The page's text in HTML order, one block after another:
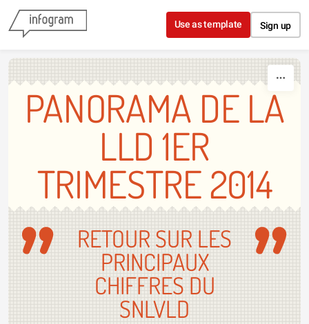
Skip to content
Use as template Sign up
PANORAMA DE LA
LLD 1ER
TRIMESTRE 2014
RETOUR SUR LES
PRINCIPAUX
CHIFFRES DU
SNLVLD